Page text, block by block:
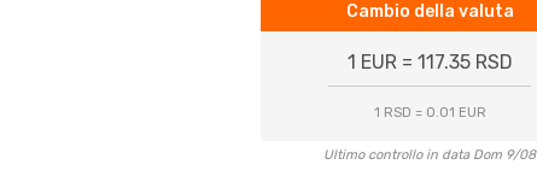
Cambio della valuta
1 EUR = 117.35 RSD
1 RSD = 0.01 EUR
Ultimo controllo in data Dom 9/08